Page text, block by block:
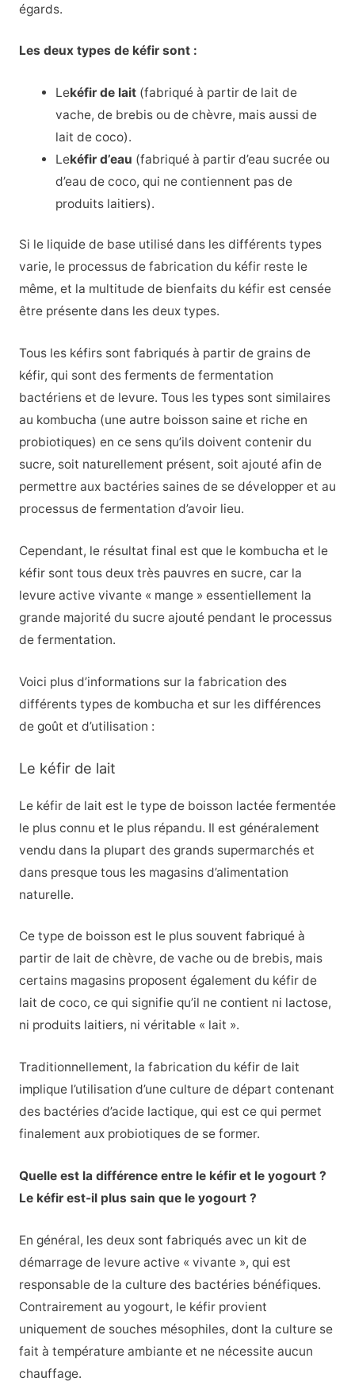
égards.
Les deux types de kéfir sont :
Lekéfir de lait (fabriqué à partir de lait de
vache, de brebis ou de chèvre, mais aussi de
lait de coco).
Lekéfir d’eau (fabriqué à partir d’eau sucrée ou
d’eau de coco, qui ne contiennent pas de
produits laitiers).
Si le liquide de base utilisé dans les différents types
varie, le processus de fabrication du kéfir reste le
même, et la multitude de bienfaits du kéfir est censée
être présente dans les deux types.
Tous les kéfirs sont fabriqués à partir de grains de
kéfir, qui sont des ferments de fermentation
bactériens et de levure. Tous les types sont similaires
au kombucha (une autre boisson saine et riche en
probiotiques) en ce sens qu’ils doivent contenir du
sucre, soit naturellement présent, soit ajouté afin de
permettre aux bactéries saines de se développer et au
processus de fermentation d’avoir lieu.
Cependant, le résultat final est que le kombucha et le
kéfir sont tous deux très pauvres en sucre, car la
levure active vivante « mange » essentiellement la
grande majorité du sucre ajouté pendant le processus
de fermentation.
Voici plus d’informations sur la fabrication des
différents types de kombucha et sur les différences
de goût et d’utilisation :
Le kéfir de lait
Le kéfir de lait est le type de boisson lactée fermentée
le plus connu et le plus répandu. Il est généralement
vendu dans la plupart des grands supermarchés et
dans presque tous les magasins d’alimentation
naturelle.
Ce type de boisson est le plus souvent fabriqué à
partir de lait de chèvre, de vache ou de brebis, mais
certains magasins proposent également du kéfir de
lait de coco, ce qui signifie qu’il ne contient ni lactose,
ni produits laitiers, ni véritable « lait ».
Traditionnellement, la fabrication du kéfir de lait
implique l’utilisation d’une culture de départ contenant
des bactéries d’acide lactique, qui est ce qui permet
finalement aux probiotiques de se former.
Quelle est la différence entre le kéfir et le yogourt ?
Le kéfir est-il plus sain que le yogourt ?
En général, les deux sont fabriqués avec un kit de
démarrage de levure active « vivante », qui est
responsable de la culture des bactéries bénéfiques.
Contrairement au yogourt, le kéfir provient
uniquement de souches mésophiles, dont la culture se
fait à température ambiante et ne nécessite aucun
chauffage.